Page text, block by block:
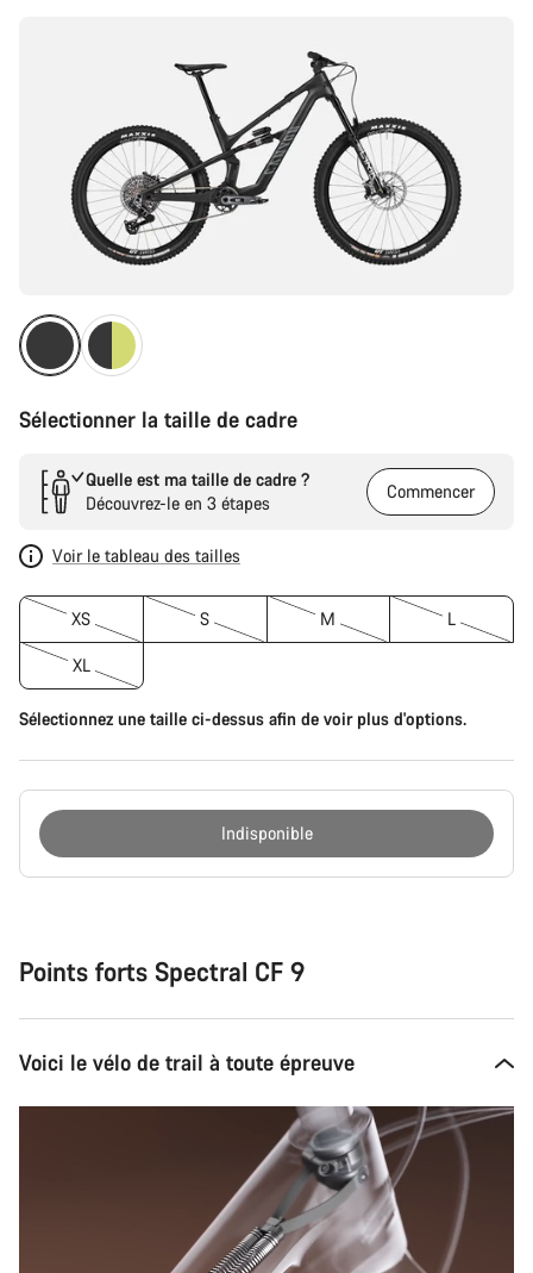
Sélectionner la taille de cadre
Quelle est ma taille de cadre ?
Découvrez-le en 3 étapes
Commencer
Voir le tableau des tailles
XS S M L
XL
Sélectionnez une taille ci-dessus afin de voir plus d'options.
Indisponible
Points forts Spectral CF 9
Voici le vélo de trail à toute épreuve